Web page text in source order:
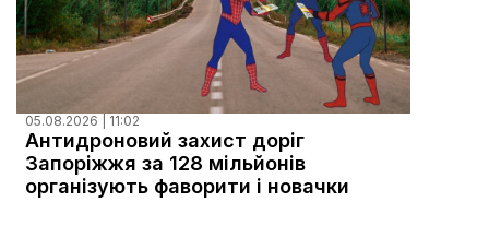
05.08.2026 | 11:02
Антидроновий захист доріг
Запоріжжя за 128 мільйонів
організують фаворити і новачки